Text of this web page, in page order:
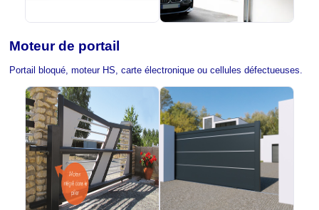
Moteur de portail
Portail bloqué, moteur HS, carte électronique ou cellules défectueuses.